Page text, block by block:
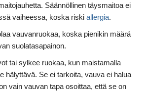
Säännöllinen täysmaitoa ei
vaiheessa, koska riski allergia.
vauvanruokaa, koska pienikin määrä
suolatasapainon.
tai sylkee ruokaa, kun maistamalla
hälyttävä. Se ei tarkoita, vauva ei halua
vain vauvan tapa osoittaa, että se on